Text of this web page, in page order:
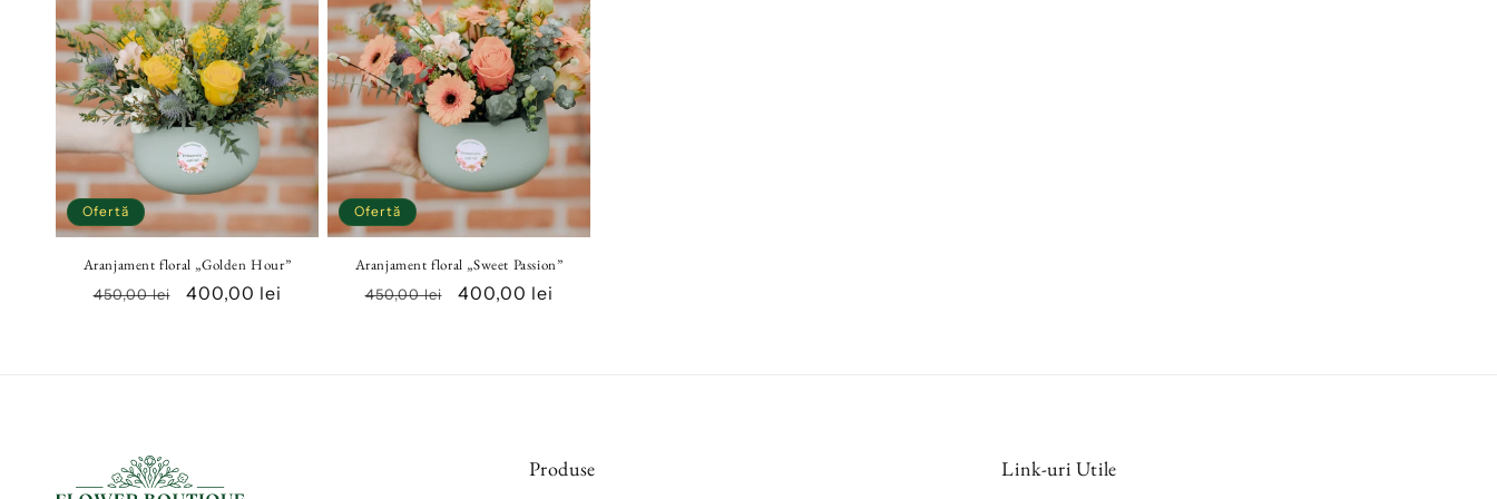
c
ț
i
e
:
Ofertă
Aranjament floral „Golden Hour”
Preț
450,00 lei
Preț
400,00 lei
Ofertă
Aranjament floral „Sweet Passion”
Preț
450,00 lei
Preț
400,00 lei
Produse Link-uri Utile